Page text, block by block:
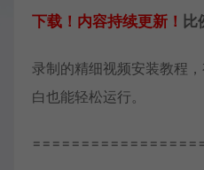
下载！内容持续更新！ 比
录制的精细视频安装教程
白也能轻松运行。